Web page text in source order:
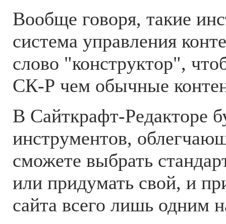
Вообще говоря, такие
система управления
слово "конструктор",
СК-Р чем обычные
В Сайткрафт-Редакторе
инструментов,
сможете выбрать
или придумать свой, и
сайта всего лишь одним